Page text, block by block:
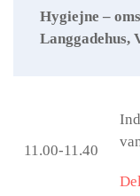
Hygiejne –
Langgadehus,
11.00-11.40